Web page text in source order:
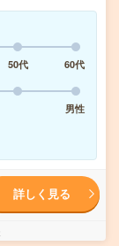
50代
60代
男性
詳しく見る